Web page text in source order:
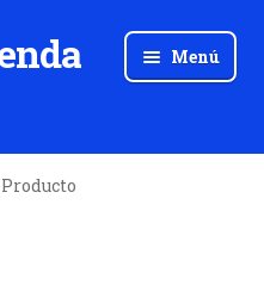
Menú
Producto